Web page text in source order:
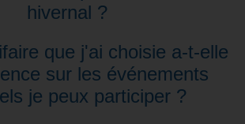
hivernal ?
que j'ai choisie a‑t‑elle
sur les événements
je peux participer ?